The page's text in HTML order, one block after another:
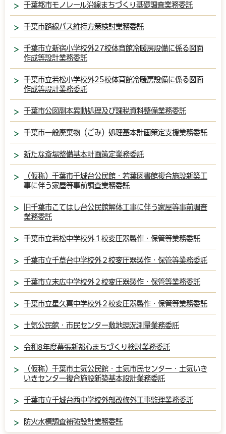
千葉都市モノレール沿線まちづくり基礎調査業務委託
千葉市路線バス維持方策検討業務委託
千葉市立新宿小学校外27校体育館冷暖房設備に係る図面
作成等設計業務委託
千葉市立若松小学校外25校体育館冷暖房設備に係る図面
作成等設計業務委託
千葉市公図副本異動処理及び課税資料整備業務委託
千葉市一般廃棄物（ごみ）処理基本計画策定支援業務委託
新たな斎場整備基本計画策定業務委託
（仮称）千葉市千城台公民館・若葉図書館複合施設新築工
事に伴う家屋等事前調査業務委託
旧千葉市こてはし台公民館解体工事に伴う家屋等事前調査
業務委託
千葉市立若松中学校外１校変圧器製作・保管等業務委託
千葉市立千草台中学校外２校変圧器製作・保管等業務委託
千葉市立末広中学校外２校変圧器製作・保管等業務委託
千葉市立星久喜中学校外２校変圧器製作・保管等業務委託
土気公民館・市民センター敷地現況測量業務委託
令和8年度幕張新都心まちづくり検討業務委託
（仮称）千葉市土気公民館・土気市民センター・土気いき
いきセンター複合施設新築基本設計業務委託
千葉市立千城台西中学校外部改修外工事監理業務委託
防火水槽調査補強設計業務委託